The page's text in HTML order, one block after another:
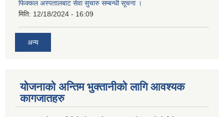
फिक्कल अस्पतालबाट सेवा सुचारु सम्बन्धी सूचना ।
मिति: 12/18/2024 - 16:09
अन्य
योजनाको अन्तिम भुक्तानीको लागि आवश्यक
कागजातहरु